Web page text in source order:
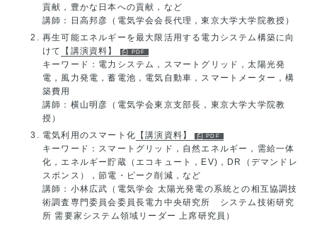
貢献，豊かな日本への貢献，など
講師：日高邦彦（電気学会会長代理，東京大学大学院教授）
再生可能エネルギーを最大限活用する電力システム構築に向
けて
【講演資料】
キーワード：電力システム，スマートグリッド，太陽光発
電，風力発電，蓄電池，電気自動車，スマートメーター，構
築費用
講師：横山明彦（電気学会東京支部長，東京大学大学院教
授）
電気利用のスマート化 【講演資料】
キーワード：スマートグリッド，自然エネルギー，需給一体
化，エネルギー貯蔵（エコキュート，EV)，DR（デマンドレ
スポンス），節電・ピーク削減，など
講師：小林広武（電気学会 太陽光発電の系統との相互協調技
術調査専門委員会委員長電力中央研究所 システム技術研究
所 需要家システム領域リーダー 上席研究員）